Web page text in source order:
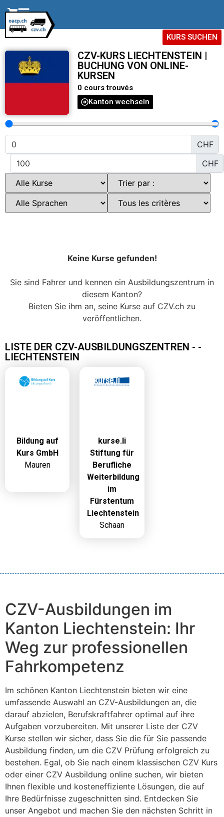
KURS SUCHEN
CZV-KURS LIECHTENSTEIN |
BUCHUNG VON ONLINE-
KURSEN
0 cours trouvés
Kanton wechseln
CHF
CHF
Keine Kurse gefunden!
Sie sind Fahrer und kennen ein Ausbildungszentrum in
diesem Kanton?
Bieten Sie ihm an, seine Kurse auf CZV.ch zu
veröffentlichen.
LISTE DER CZV-AUSBILDUNGSZENTREN - -
LIECHTENSTEIN
Bildung auf
Kurs GmbH
Mauren
kurse.li
Stiftung für
Berufliche
Weiterbildung
im
Fürstentum
Liechtenstein
Schaan
CZV-Ausbildungen im
Kanton Liechtenstein: Ihr
Weg zur professionellen
Fahrkompetenz
Im schönen Kanton Liechtenstein bieten wir eine
umfassende Auswahl an CZV-Ausbildungen an, die
darauf abzielen, Berufskraftfahrer optimal auf ihre
Aufgaben vorzubereiten. Mit unserer Liste der CZV
Kurse stellen wir sicher, dass Sie die für Sie passende
Ausbildung finden, um die CZV Prüfung erfolgreich zu
bestehen. Egal, ob Sie nach einem klassischen CZV Kurs
oder einer CZV Ausbildung online suchen, wir bieten
Ihnen flexible und kosteneffiziente Lösungen, die auf
Ihre Bedürfnisse zugeschnitten sind. Entdecken Sie
unser Angebot und machen Sie den nächsten Schritt in